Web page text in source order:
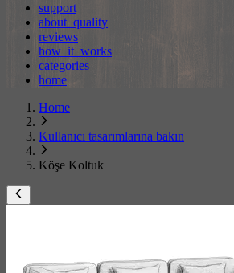
support
about_quality
reviews
how_it_works
categories
home
Home
Kullanıcı tasarımlarına bakın
Köşe Koltuk